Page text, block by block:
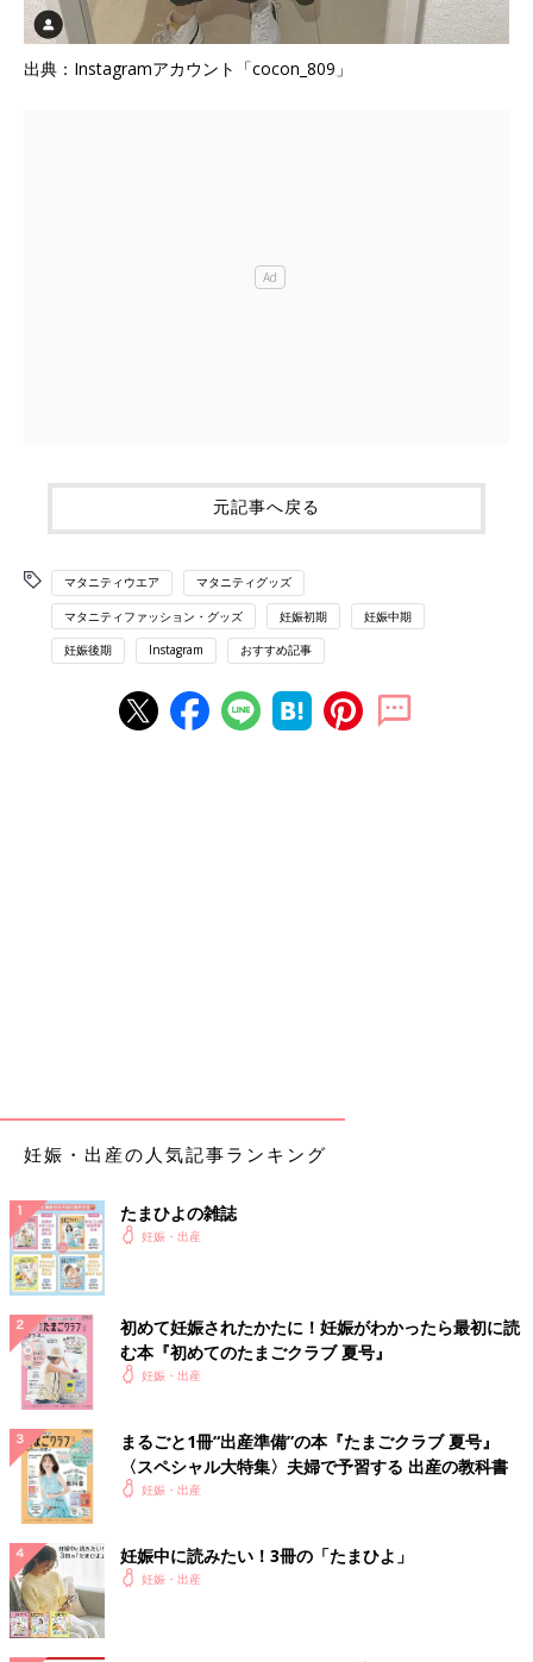
出典：Instagramアカウント「cocon_809」
元記事へ戻る
マタニティウエア マタニティグッズ
マタニティファッション・グッズ 妊娠初期 妊娠中期
妊娠後期 Instagram おすすめ記事
妊娠・出産の人気記事ランキング
たまひよの雑誌
妊娠・出産
初めて妊娠されたかたに！妊娠がわかったら最初に読
む本『初めてのたまごクラブ 夏号』
妊娠・出産
まるごと1冊“出産準備”の本『たまごクラブ 夏号』
〈スペシャル大特集〉夫婦で予習する 出産の教科書
妊娠・出産
妊娠中に読みたい！3冊の「たまひよ」
妊娠・出産